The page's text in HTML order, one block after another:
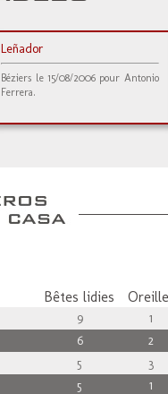
Leñador
Béziers le 15/08/2006 pour Antonio
Ferrera.
Bêtes lidies
9
1
6
2
5
3
5
1